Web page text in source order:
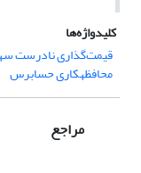
کلیدواژه‌ها
قیمت‌گذاری نادرست
محافظه­کاری حسابرس
مراجع